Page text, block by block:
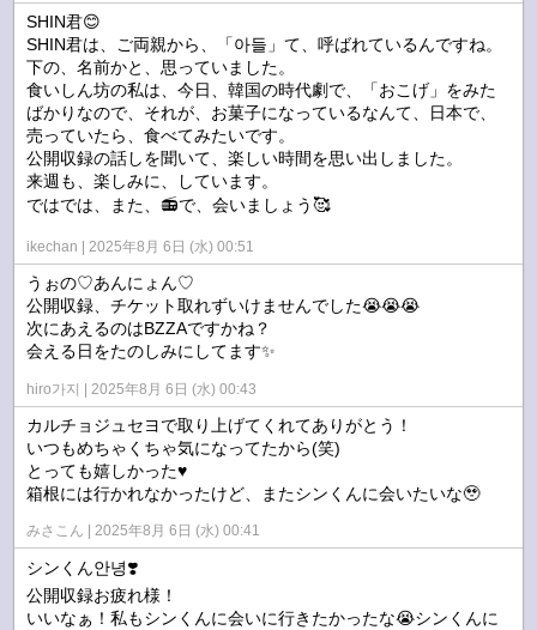
SHIN君😊
SHIN君は、ご両親から、「아들」て、呼ばれているんですね。
下の、名前かと、思っていました。
食いしん坊の私は、今日、韓国の時代劇で、「おこげ」をみた
ばかりなので、それが、お菓子になっているなんて、日本で、
売っていたら、食べてみたいです。
公開収録の話しを聞いて、楽しい時間を思い出しました。
来週も、楽しみに、しています。
ではでは、また、📻️で、会いましょう🥰
ikechan 2025年8月 6日 (水) 00:51
うぉの♡あんにょん♡
公開収録、チケット取れずいけませんでした😭😭😭
次にあえるのはBZZAですかね？
会える日をたのしみにしてます✨
hiro가지 2025年8月 6日 (水) 00:43
カルチョジュセヨで取り上げてくれてありがとう！
いつもめちゃくちゃ気になってたから(笑)
とっても嬉しかった♥️
箱根には行かれなかったけど、またシンくんに会いたいな🥹
みさこん 2025年8月 6日 (水) 00:41
シンくん안녕❣️
公開収録お疲れ様！
いいなぁ！私もシンくんに会いに行きたかったな😭シンくんに